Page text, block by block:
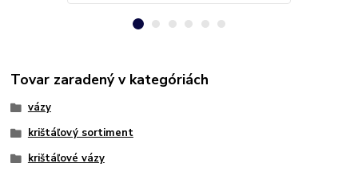
Tovar zaradený v kategóriách
vázy
krištáľový sortiment
krištáľové vázy